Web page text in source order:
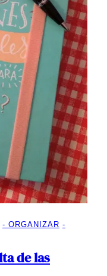
ORGANIZAR
de las